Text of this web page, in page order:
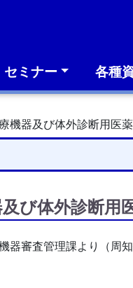
ミナー 各種
機器及び体外診断用
及び体外診断
審査管理課より（周